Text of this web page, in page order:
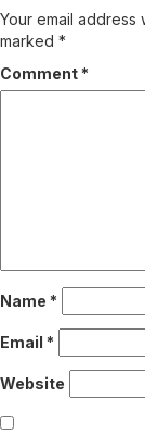
Your email address
marked *
Comment *
Name *
Email *
Website